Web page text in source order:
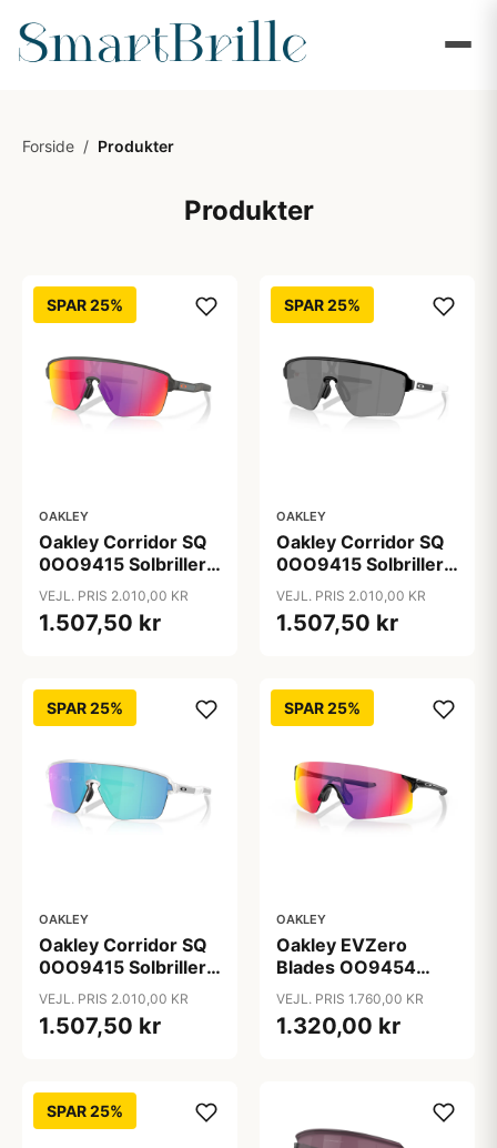
Forside / Produkter
Produkter
SPAR 25%
OAKLEY
Oakley Corridor SQ
0OO9415 Solbriller -
Firkantede Grå
Spejlede Linser
VEJL. PRIS 2.010,00 KR
1.507,50 kr
SPAR 25%
OAKLEY
Oakley Corridor SQ
0OO9415 Solbriller -
Firkantede Sort
Spejlede Linser
VEJL. PRIS 2.010,00 KR
1.507,50 kr
SPAR 25%
OAKLEY
Oakley Corridor SQ
0OO9415 Solbriller -
Firkantede
Transparent
Spejlede Linser
VEJL. PRIS 2.010,00 KR
1.507,50 kr
SPAR 25%
OAKLEY
Oakley EVZero
Blades OO9454
Solbriller -
Firkantede Sort
Spejlede Linser
VEJL. PRIS 1.760,00 KR
1.320,00 kr
SPAR 25%